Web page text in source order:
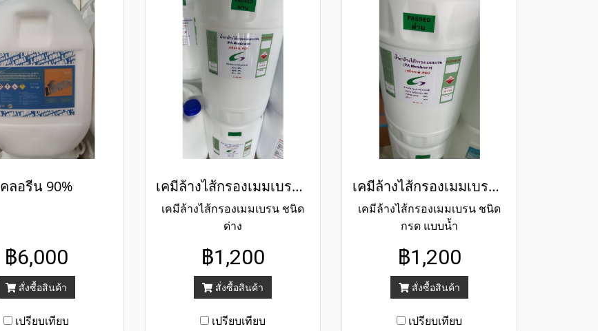
คลอรีน 90%
฿6,000
สั่งซื้อสินค้า
เปรียบเทียบ
เคมีล้างไส้กรองเมมเบรน ชนิดด่าง
เคมีล้างไส้กรองเมมเบรน ชนิด
ด่าง
฿1,200
สั่งซื้อสินค้า
เปรียบเทียบ
เคมีล้างไส้กรองเมมเบรน ชนิดกรด
เคมีล้างไส้กรองเมมเบรน ชนิด
กรด แบบน้ำ
฿1,200
สั่งซื้อสินค้า
เปรียบเทียบ